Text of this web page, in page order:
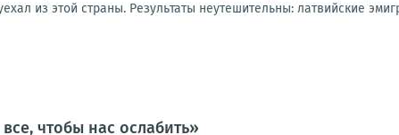
из этой страны. Результаты неутешительны: латвийские
чтобы нас ослабить»